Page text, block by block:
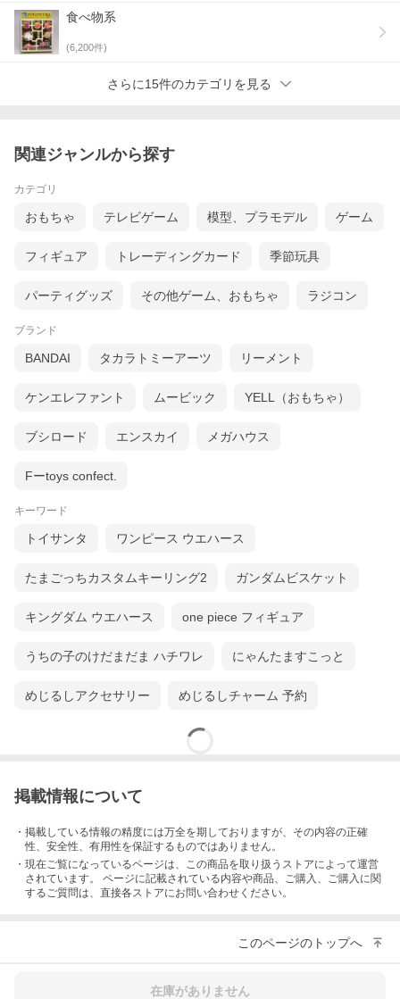
食べ物系
(6,200件)
さらに15件のカテゴリを見る
関連ジャンルから探す
カテゴリ
おもちゃ テレビゲーム 模型、プラモデル ゲーム
フィギュア トレーディングカード 季節玩具
パーティグッズ その他ゲーム、おもちゃ ラジコン
ブランド
BANDAI タカラトミーアーツ リーメント
ケンエレファント ムービック YELL（おもちゃ）
ブシロード エンスカイ メガハウス
Fーtoys confect.
キーワード
トイサンタ ワンピース ウエハース
たまごっちカスタムキーリング2 ガンダムビスケット
キングダム ウエハース one piece フィギュア
うちの子のけだまだま ハチワレ にゃんたますこっと
めじるしアクセサリー めじるしチャーム 予約
掲載情報について
・掲載している情報の精度には万全を期しておりますが、その内容の正確
性、安全性、有用性を保証するものではありません。
・現在ご覧になっているページは、この商品を取り扱うストアによって運営
されています。 ページに記載されている内容や商品、ご購入 、ご購入に関
するご質問は、直接各ストアにお問い合わせください。
このページのトップへ
在庫がありません